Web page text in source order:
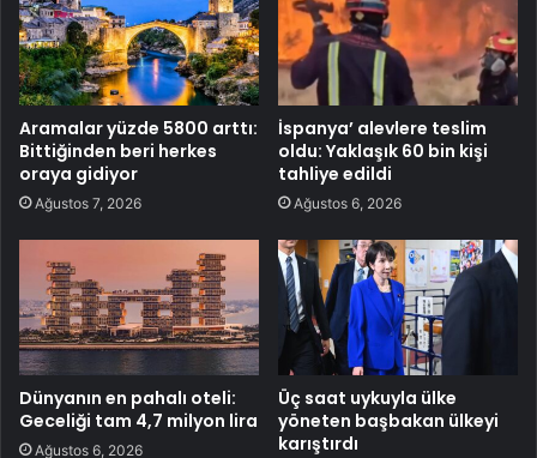
Aramalar yüzde 5800 arttı:
Bittiğinden beri herkes
oraya gidiyor
Ağustos 7, 2026
İspanya’ alevlere teslim
oldu: Yaklaşık 60 bin kişi
tahliye edildi
Ağustos 6, 2026
Dünyanın en pahalı oteli:
Geceliği tam 4,7 milyon lira
Ağustos 6, 2026
Üç saat uykuyla ülke
yöneten başbakan ülkeyi
karıştırdı